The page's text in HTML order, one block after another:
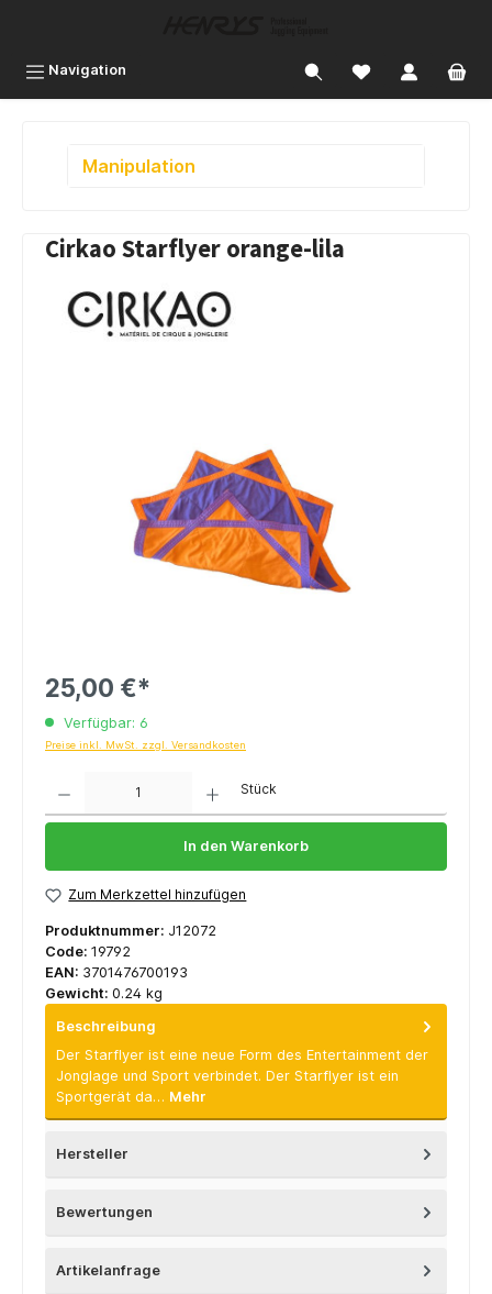
Navigation
Manipulation
Cirkao Starflyer orange-lila
25,00 €*
Verfügbar: 6
Preise inkl. MwSt. zzgl. Versandkosten
Stück
In den Warenkorb
Zum Merkzettel hinzufügen
Produktnummer: J12072
Code: 19792
EAN: 3701476700193
Gewicht: 0.24 kg
Beschreibung
Der Starflyer ist eine neue Form des Entertainment der
Jonglage und Sport verbindet. Der Starflyer ist ein
Sportgerät da… Mehr
Hersteller
Bewertungen
Artikelanfrage